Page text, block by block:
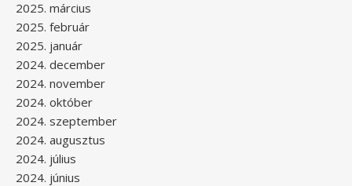
2025. március
2025. február
2025. január
2024. december
2024. november
2024. október
2024. szeptember
2024. augusztus
2024. július
2024. június